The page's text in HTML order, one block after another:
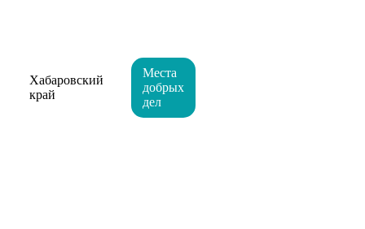
Хабаровский
край
Места
добрых
дел